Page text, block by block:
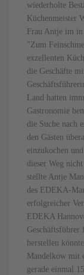
wiederholte
Küchenmeister
Frau Antje im in
"Zum
exzellenten
die Geschäfte
Land hatten
Gastronomie
die Suche nach
den Gästen
einzukochen
dieser Weg
stellte Antje
des EDEKA-
erfolgreicher
EDEKA
herstellen
Mandelkow mit
gerade einmal